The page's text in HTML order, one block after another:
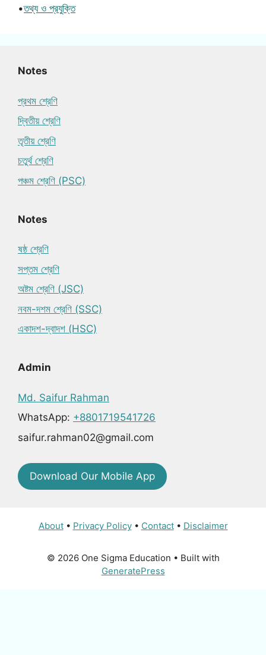
•তথ্য ও প্রযুক্তি
Notes
প্রথম শ্রেণি
দ্বিতীয় শ্রেণি
তৃতীয় শ্রেণি
চতুর্থ শ্রেণি
পঞ্চম শ্রেণি (PSC)
Notes
ষষ্ঠ শ্রেণি
সপ্তম শ্রেণি
অষ্টম শ্রেণি (JSC)
নবম-দশম শ্রেণি (SSC)
একাদশ-দ্বাদশ (HSC)
Admin
Md. Saifur Rahman
WhatsApp: +8801719541726
saifur.rahman02@gmail.com
Download Our Mobile App
About• Privacy Policy• Contact• Disclaimer
© 2026 One Sigma Education • Built with
GeneratePress